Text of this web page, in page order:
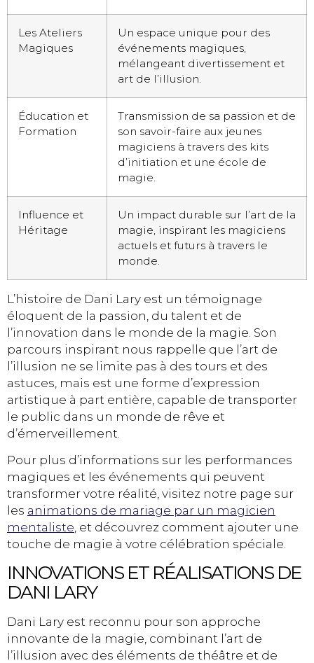
Les Ateliers
Magiques
Un espace unique pour des
événements magiques,
mélangeant divertissement et
art de l’illusion.
Éducation et
Formation
Transmission de sa passion et de
son savoir-faire aux jeunes
magiciens à travers des kits
d’initiation et une école de
magie.
Influence et
Héritage
Un impact durable sur l’art de la
magie, inspirant les magiciens
actuels et futurs à travers le
monde.
L’histoire de Dani Lary est un témoignage
éloquent de la passion, du talent et de
l’innovation dans le monde de la magie. Son
parcours inspirant nous rappelle que l’art de
l’illusion ne se limite pas à des tours et des
astuces, mais est une forme d’expression
artistique à part entière, capable de transporter
le public dans un monde de rêve et
d’émerveillement.
Pour plus d’informations sur les performances
magiques et les événements qui peuvent
transformer votre réalité, visitez notre page sur
les animations de mariage par un magicien
mentaliste, et découvrez comment ajouter une
touche de magie à votre célébration spéciale.
INNOVATIONS ET RÉALISATIONS DE
DANI LARY
Dani Lary est reconnu pour son approche
innovante de la magie, combinant l’art de
l’illusion avec des éléments de théâtre et de